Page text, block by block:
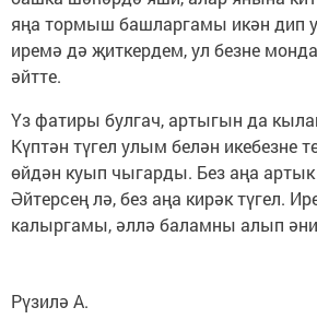
яңа тормыш башларгамы икән дип
иремә дә җиткердем, ул безне
әйтте.
Үз фатиры булгач, артыгын да
Күптән түгел улым белән икебезне
өйдән куып чыгарды. Без аңа
Әйтерсең лә, без аңа кирәк түгел.
калыргамы, әллә баламны алып
Рүзилә А.